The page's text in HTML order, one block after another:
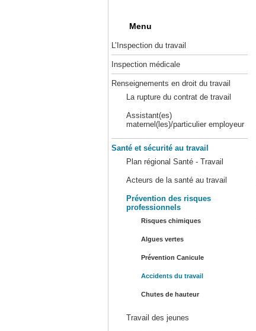
Menu
L’Inspection du travail
Inspection médicale
Renseignements en droit du travail
La rupture du contrat de travail
Assistant(es)
maternel(les)/particulier employeur
Santé et sécurité au travail
Plan régional Santé - Travail
Acteurs de la santé au travail
Prévention des risques
professionnels
Risques chimiques
Algues vertes
Prévention Canicule
Accidents du travail
Chutes de hauteur
Travail des jeunes